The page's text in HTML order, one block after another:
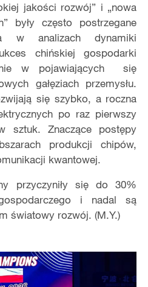
jakości rozwój” i „nowa
były często postrzegane
w analizach dynamiki
chińskiej gospodarki
w pojawiających się
gałęziach przemysłu.
ą się szybko, a roczna
po raz pierwszy
sztuk. Znaczące postępy
produkcji chipów,
kwantowej.
przyczyniły siędo 30%
i nadal są
światowy rozwój. (M.Y.)